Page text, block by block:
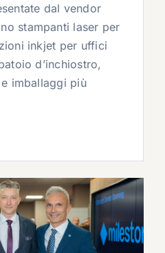
dal vendor
stampanti laser per
inkjet per uffici
d’inchiostro,
imballaggi più